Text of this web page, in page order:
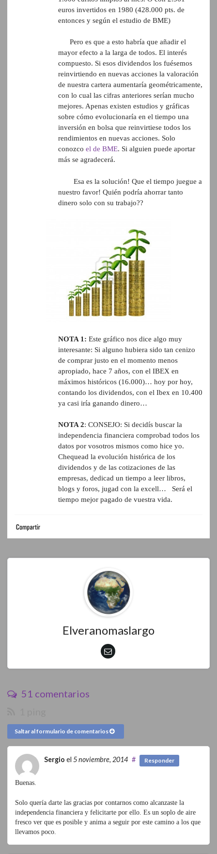
euros invertidos en 1980 (428.000 pts. de
entonces y según el estudio de BME)
Pero es que a esto habría que añadir el
mayor efecto a la larga de todos. El interés
compuesto. Si esos dividendos los fuésemos
reinvirtiendo en nuevas acciones la valoración
de nuestra cartera aumentaría geométricamente,
con lo cual las cifras anteriores serían mucho
mejores. Apenas existen estudios y gráficas
sobre cómo evolucionaría en el tiempo una
inversión en bolsa que reinvirtiese todos los
rendimientos en nuevas acciones. Solo
conozco el de BME. Si alguien puede aportar
más se agradecerá.
Esa es la solución! Que el tiempo juegue a
nuestro favor! Quién podría ahorrar tanto
dinero solo con su trabajo??
NOTA 1: Este gráfico nos dice algo muy
interesante: Si alguno hubiera sido tan cenizo
de comprar justo en el momento menos
apropiado, hace 7 años, con el IBEX en
máximos históricos (16.000)… hoy por hoy,
contando los dividendos, con el Ibex en 10.400
ya casi iría ganando dinero…
NOTA 2: CONSEJO: Si decidís buscar la
independencia financiera comprobad todos los
datos por vosotros mismos como hice yo.
Chequead la evolución histórica de los
dividendos y de las cotizaciones de las
empresas, dedicad un tiempo a leer libros,
blogs y foros, jugad con la excell… Será el
tiempo mejor pagado de vuestra vida.
Elveranomaslargo
51 comentarios
Saltar al formulario de comentarios
Sergio el 5 noviembre, 2014 # Responder
Buenas.
Solo quería darte las gracias por contarnos como alcanzaste la
independencia financiera y felicitarte por ello. Es un soplo de aire
fresco ver que es posible y anima a seguir por este camino a los que
llevamos poco.